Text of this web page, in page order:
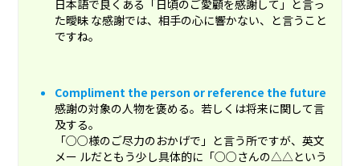
日本語で良くある「日頃のご愛顧を感謝して」と言っ
た曖昧 な感謝では、相手の心に響かない、と言うこと
ですね。
Compliment the person or reference the future
感謝の対象の人物を褒める。若しくは将来に関して言
及する。
「○○様のご尽力のおかげで」と言う所ですが、英文
メー ルだともう少し具体的に「○○さんの△△という